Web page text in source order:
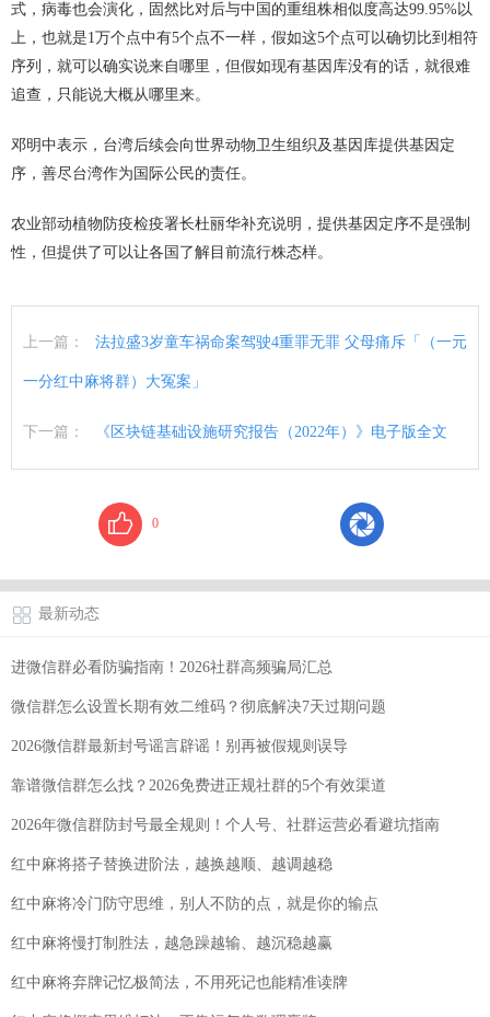
式，病毒也会演化，固然比对后与中国的重组株相似度高达99.95%以
上，也就是1万个点中有5个点不一样，假如这5个点可以确切比到相符
序列，就可以确实说来自哪里，但假如现有基因库没有的话，就很难
追查，只能说大概从哪里来。
邓明中表示，台湾后续会向世界动物卫生组织及基因库提供基因定
序，善尽台湾作为国际公民的责任。
农业部动植物防疫检疫署长杜丽华补充说明，提供基因定序不是强制
性，但提供了可以让各国了解目前流行株态样。
上一篇： 法拉盛3岁童车祸命案驾驶4重罪无罪 父母痛斥「（一元
一分红中麻将群）大冤案」
下一篇： 《区块链基础设施研究报告（2022年）》电子版全文
0
最新动态
进微信群必看防骗指南！2026社群高频骗局汇总
微信群怎么设置长期有效二维码？彻底解决7天过期问题
2026微信群最新封号谣言辟谣！别再被假规则误导
靠谱微信群怎么找？2026免费进正规社群的5个有效渠道
2026年微信群防封号最全规则！个人号、社群运营必看避坑指南
红中麻将搭子替换进阶法，越换越顺、越调越稳
红中麻将冷门防守思维，别人不防的点，就是你的输点
红中麻将慢打制胜法，越急躁越输、越沉稳越赢
红中麻将弃牌记忆极简法，不用死记也能精准读牌